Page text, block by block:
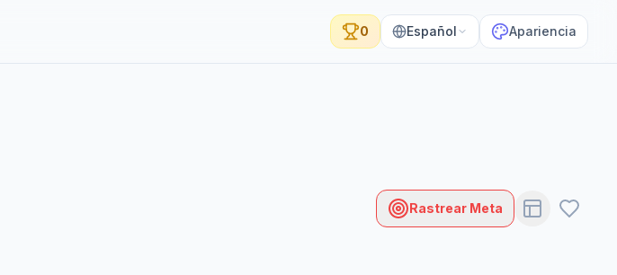
0 Español Apariencia
Rastrear Meta